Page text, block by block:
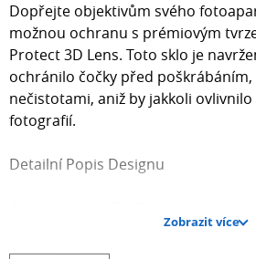
Dopřejte objektivům svého
možnou ochranu s prémiovým
Protect 3D Lens. Toto sklo je
ochránilo čočky před poškrábáním,
nečistotami, aniž by jakkoli
fotografií.
Detailní Popis Designu
minimalistickým designem, který
tělem telefonu. Skládá se z pevného
Zobrazit více